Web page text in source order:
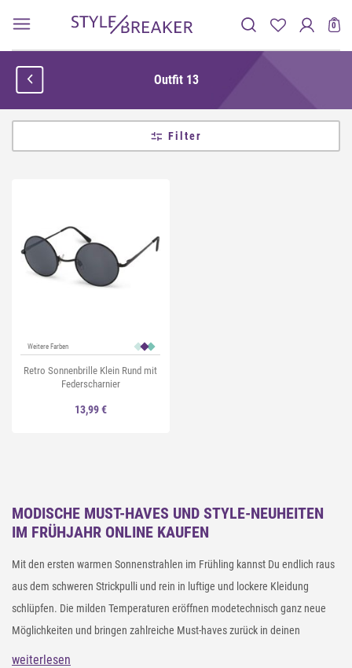
0
Outfit 13
Filter
Weitere Farben
Retro Sonnenbrille Klein Rund mit
Federscharnier
13,99 €
MODISCHE MUST-HAVES UND STYLE-NEUHEITEN
IM FRÜHJAHR ONLINE KAUFEN
Mit den ersten warmen Sonnenstrahlen im Frühling kannst Du endlich raus
aus dem schweren Strickpulli und rein in luftige und lockere Kleidung
schlüpfen. Die milden Temperaturen eröffnen modetechnisch ganz neue
Möglichkeiten und bringen zahlreiche Must-haves zurück in deinen
Kleiderschrank. Entdecke in unserem styleBREAKER Online Shop aktuelle
weiterlesen